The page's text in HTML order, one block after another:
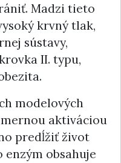
Madzi tieto
krvný tlak,
sústavy,
II. typu,
modelových
aktiváciou
predĺžiť život
obsahuje